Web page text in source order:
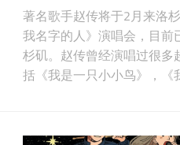
著名歌手赵传将于2月来洛
我名字的人》演唱会，目前
杉矶。赵传曾经演唱过很多
括《我是一只小小鸟》，《
点：Yaamava’s Theater【